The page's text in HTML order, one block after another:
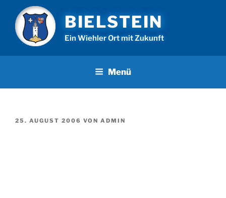
Inhalt
springen
BIELSTEIN
Ein Wiehler Ort mit Zukunft
Menü
VERÖFFENTLICHT
25. AUGUST 2006 VON ADMIN